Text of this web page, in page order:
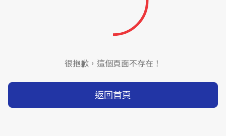
很抱歉，這個頁面不存在！
返回首頁